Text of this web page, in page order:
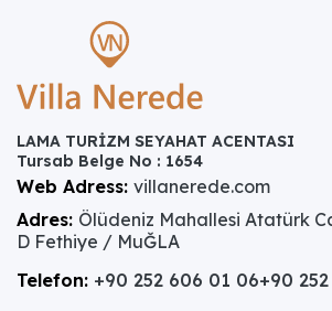
LAMA TURİZM SEYAHAT ACENTASI
Tursab Belge No : 1654
Web Adress: villanerede.com
Adres: Ölüdeniz Mahallesi Atatürk
D Fethiye / MuĞLA
Telefon: +90 252 606 01 06+90